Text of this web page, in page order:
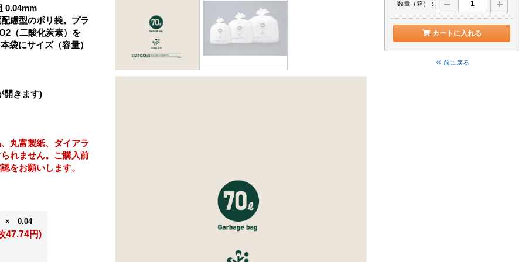
0.04mm
慮型のポリ袋。プラ
（二酸化炭素）を
袋にサイズ（容量）
開きます)
丸富製紙、ダイアラ
れません。ご購入前
をお願いします。
× 0.04
47.74円)
数量（箱）：
カートに入れる
前に戻る